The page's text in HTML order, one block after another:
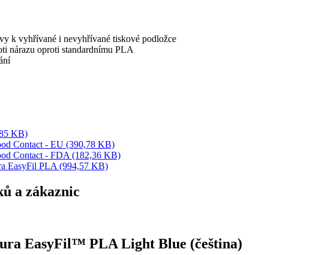
k vyhřívané i nevyhřívané tiskové podložce
nárazu oproti standardnímu PLA
KB)
Contact - EU (390,78 KB)
Contact - FDA (182,36 KB)
EasyFil PLA (994,57 KB)
a zákaznic
EasyFil™ PLA Light Blue (čeština)